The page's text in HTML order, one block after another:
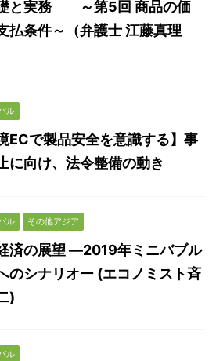
と実務 ～第5回 商品の価
払条件～（弁護士 江藤真理
ル
ECで製品安全を意識する】事
に向け、法令整備の動き
ル その他アジア
済の展望 ―2019年ミニバブル
のシナリオー (エコノミスト斉
)
ル